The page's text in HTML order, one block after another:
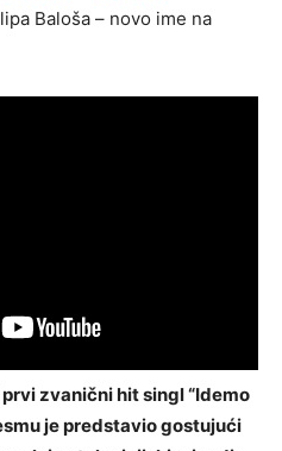
Baloša – novo ime na
zvanični hit singl “Idemo
je predstavio gostujući